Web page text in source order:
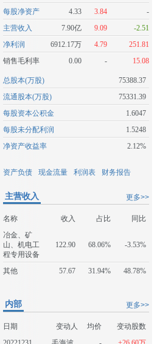
每股净资产
4.33 3.84
-
主营收入
7.90亿 9.09
-2.51
净利润
6912.17万 4.79
251.81
销售毛利率
0.00 - 15.08
总股本(万股)
75388.37
流通股本(万股)
75331.39
每股资本公积金
1.6047
每股未分配利润
1.5248
净资产收益率
2.12%
资产负债 现金流量 利润表 财务报告
更多>>
主营收入
名称 收入 占比
同比
冶金、矿
山、机电工
程专用设备
122.90 68.06% -3.53%
其他 57.67 31.94% 48.78%
更多>>
内部
日期 变动人 均价
变动股数